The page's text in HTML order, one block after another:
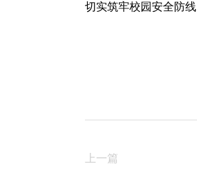
切实筑牢校园安全防线
上一篇